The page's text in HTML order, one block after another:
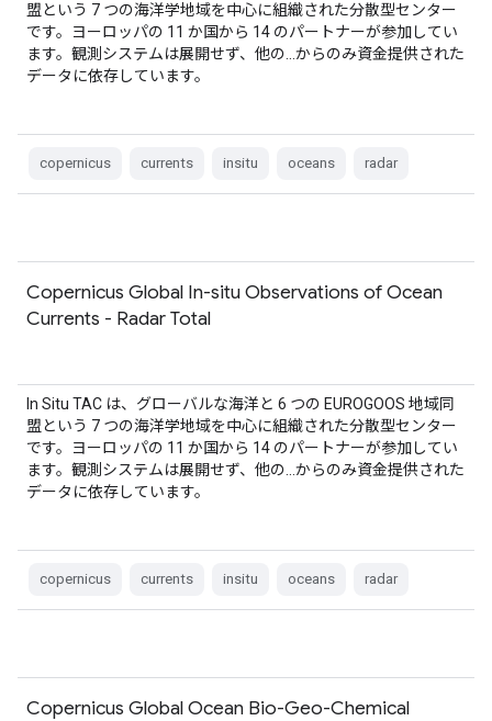
盟という 7 つの海洋学地域を中心に組織された分散型センター
です。ヨーロッパの 11 か国から 14 のパートナーが参加してい
ます。観測システムは展開せず、他の…からのみ資金提供された
データに依存しています。
copernicus currents insitu oceans radar
Copernicus Global In-situ Observations of Ocean
Currents - Radar Total
In Situ TAC は、グローバルな海洋と 6 つの EUROGOOS 地域同
盟という 7 つの海洋学地域を中心に組織された分散型センター
です。ヨーロッパの 11 か国から 14 のパートナーが参加してい
ます。観測システムは展開せず、他の…からのみ資金提供された
データに依存しています。
copernicus currents insitu oceans radar
Copernicus Global Ocean Bio-Geo-Chemical